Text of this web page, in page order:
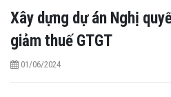
Xây dựng dự án Nghị
giảm thuế GTGT
01/06/2024